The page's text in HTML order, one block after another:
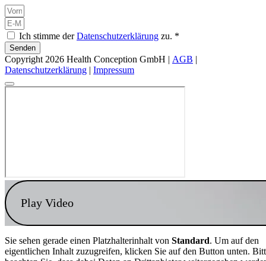
Ich stimme derDatenschutzerklärung zu. *
Senden
Copyright 2026 Health Conception GmbH | AGB |
Datenschutzerklärung | Impressum
Play Video
Sie sehen gerade einen Platzhalterinhalt von Standard. Um auf den
eigentlichen Inhalt zuzugreifen, klicken Sie auf den Button unten.